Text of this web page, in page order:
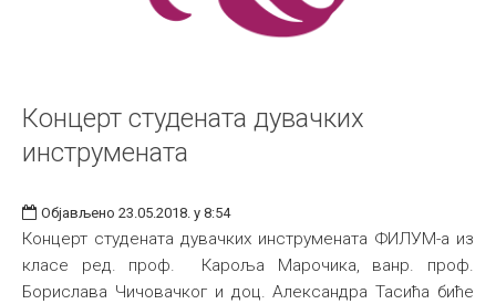
Концерт студената дувачких
инструмената
Објављено 23.05.2018. у 8:54
Концерт студената дувачких инструмената ФИЛУМ-а из
класе ред. проф. Кароља Марочика, ванр. проф.
Борислава Чичовачког и доц. Александра Тасића биће